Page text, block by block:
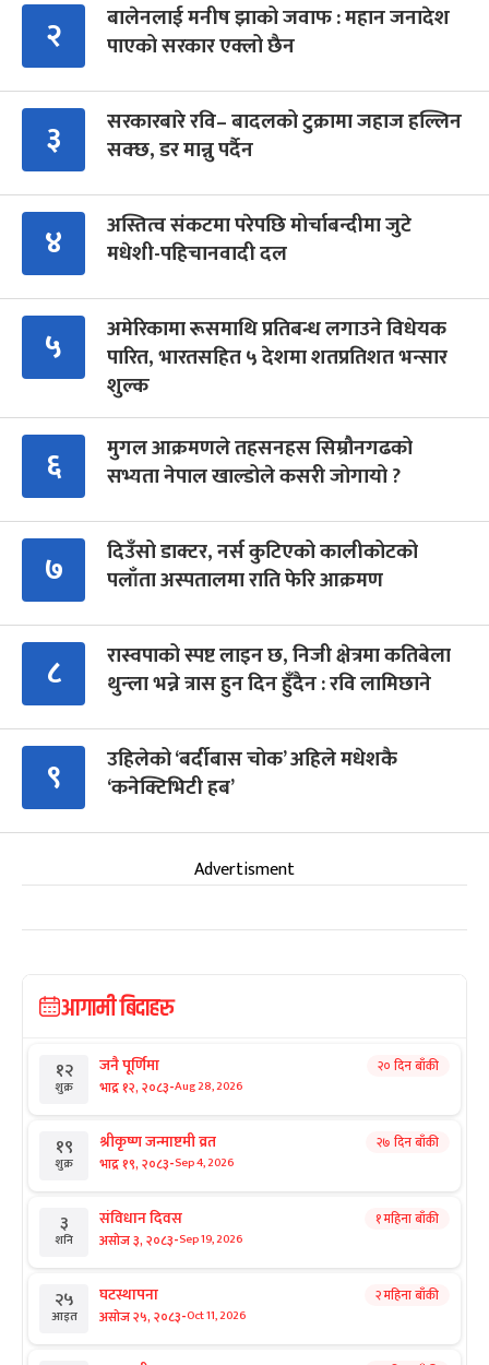
२
बालेनलाई मनीष झाको जवाफ : महान जनादेश
पाएको सरकार एक्लो छैन
३
सरकारबारे रवि– बादलको टुक्रामा जहाज हल्लिन
सक्छ, डर मान्नु पर्दैन
४
अस्तित्व संकटमा परेपछि मोर्चाबन्दीमा जुटे
मधेशी-पहिचानवादी दल
५
अमेरिकामा रूसमाथि प्रतिबन्ध लगाउने विधेयक
पारित, भारतसहित ५ देशमा शतप्रतिशत भन्सार
शुल्क
६
मुगल आक्रमणले तहसनहस सिम्रौनगढको
सभ्यता नेपाल खाल्डोले कसरी जोगायो ?
७
दिउँसो डाक्टर, नर्स कुटिएको कालीकोटको
पलाँता अस्पतालमा राति फेरि आक्रमण
८
रास्वपाको स्पष्ट लाइन छ, निजी क्षेत्रमा कतिबेला
थुन्ला भन्ने त्रास हुन दिन हुँदैन : रवि लामिछाने
९
उहिलेको ‘बर्दीबास चोक’ अहिले मधेशकै
‘कनेक्टिभिटी हब’
Advertisment
आगामी बिदाहरु
१२
शुक्र
जनै पूर्णिमा
भाद्र १२, २०८३-Aug 28, 2026
२० दिन बाँकी
१९
शुक्र
श्रीकृष्ण जन्माष्टमी व्रत
भाद्र १९, २०८३-Sep 4, 2026
२७ दिन बाँकी
३
शनि
संविधान दिवस
असोज ३, २०८३-Sep 19, 2026
१ महिना बाँकी
२५
आइत
घटस्थापना
असोज २५, २०८३-Oct 11, 2026
२ महिना बाँकी